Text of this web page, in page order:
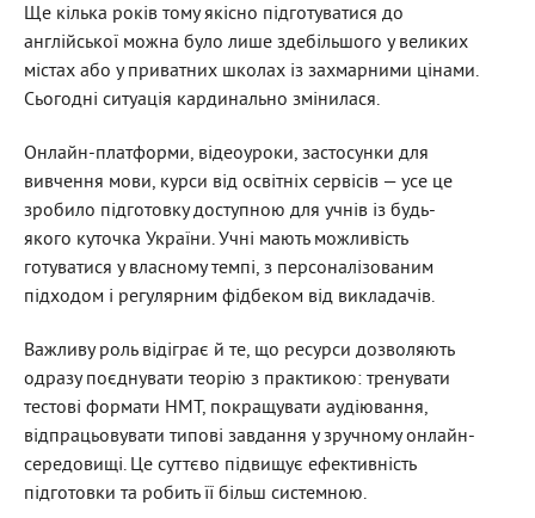
Ще кілька років тому якісно підготуватися до
англійської можна було лише здебільшого у великих
містах або у приватних школах із захмарними цінами.
Сьогодні ситуація кардинально змінилася.
Онлайн-платформи, відеоуроки, застосунки для
вивчення мови, курси від освітніх сервісів — усе це
зробило підготовку доступною для учнів із будь-
якого куточка України. Учні мають можливість
готуватися у власному темпі, з персоналізованим
підходом і регулярним фідбеком від викладачів.
Важливу роль відіграє й те, що ресурси дозволяють
одразу поєднувати теорію з практикою: тренувати
тестові формати НМТ, покращувати аудіювання,
відпрацьовувати типові завдання у зручному онлайн-
середовищі. Це суттєво підвищує ефективність
підготовки та робить її більш системною.